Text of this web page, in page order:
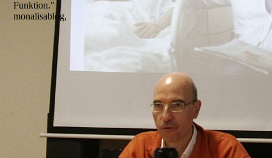
Funktion."
monalisablog,